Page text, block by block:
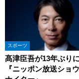
スポーツ
髙津臣吾が13年ぶり
『ニッポン放送ショ